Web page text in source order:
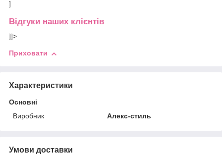
]
Відгуки наших клієнтів
]]>
Приховати
Характеристики
Основні
Виробник
Алекс-стиль
Умови доставки